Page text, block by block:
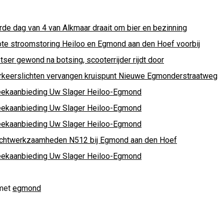
dag van 4 van Alkmaar draait om bier en bezinning
stroomstoring Heiloo en Egmond aan den Hoef voorbij
gewond na botsing, scooterrijder rijdt door
vervangen kruispunt Nieuwe Egmonderstraatweg
Uw Slager Heiloo-Egmond
Uw Slager Heiloo-Egmond
Uw Slager Heiloo-Egmond
N512 bij Egmond aan den Hoef
Uw Slager Heiloo-Egmond
egmond